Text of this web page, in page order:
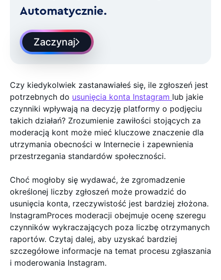
Automatycznie.
Zaczynaj
Czy kiedykolwiek zastanawiałeś się, ile zgłoszeń jest
potrzebnych do usunięcia konta Instagram lub jakie
czynniki wpływają na decyzję platformy o podjęciu
takich działań? Zrozumienie zawiłości stojących za
moderacją kont może mieć kluczowe znaczenie dla
utrzymania obecności w Internecie i zapewnienia
przestrzegania standardów społeczności.
Choć mogłoby się wydawać, że zgromadzenie
określonej liczby zgłoszeń może prowadzić do
usunięcia konta, rzeczywistość jest bardziej złożona.
InstagramProces moderacji obejmuje ocenę szeregu
czynników wykraczających poza liczbę otrzymanych
raportów. Czytaj dalej, aby uzyskać bardziej
szczegółowe informacje na temat procesu zgłaszania
i moderowania Instagram.